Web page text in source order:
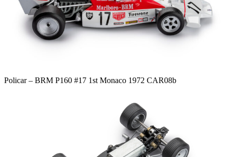
Policar – BRM P160 #17 1st Monaco 1972 CAR08b